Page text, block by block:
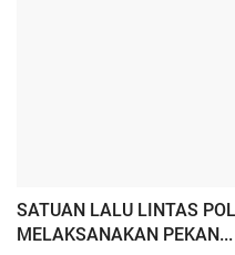
SATUAN LALU LINTAS
MELAKSANAKAN PEKAN...